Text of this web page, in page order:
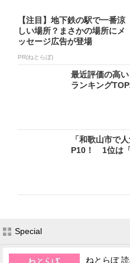
【注目】地下鉄の駅で一番涼
しい場所？まさかの場所にメ
ッセージ広告が登場
PR(ねとらぼ)
最近評価の高
ランキング
「和歌山市で
P10！ 1位は
Special
ねとらぼ